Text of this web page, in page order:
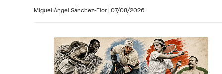
Miguel Ángel Sánchez-Flor | 07/08/2026